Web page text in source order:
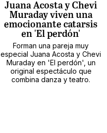
Juana Acosta y Chevi
Muraday viven una
emocionante catarsis
en 'El perdón'
Forman una pareja muy
especial Juana Acosta y Chevi
Muraday en 'El perdón', un
original espectáculo que
combina danza y teatro.